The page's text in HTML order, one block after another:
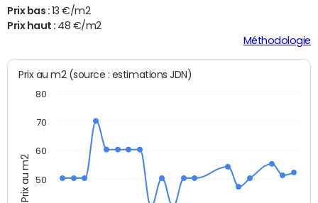
Prix bas : 13 €/m2
Prix haut : 48 €/m2
Méthodologie
Prix au m2
Prix au m2 (source : estimations JDN)
50
60
70
80